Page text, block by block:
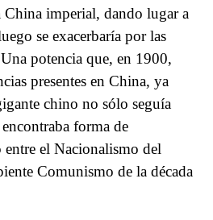
imperial, dando lugar a
se exacerbaría por las
potencia que, en 1900,
presentes en China, ya
chino no sólo seguía
forma de
entre el Nacionalismo del
Comunismo de la década